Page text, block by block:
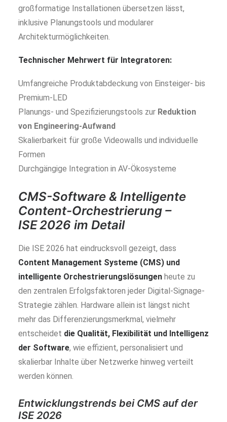
großformatige Installationen übersetzen lässt,
inklusive Planungstools und modularer
Architekturmöglichkeiten.
Technischer Mehrwert für Integratoren:
Umfangreiche Produktabdeckung von Einsteiger- bis
Premium-LED
Planungs- und Spezifizierungstools zur Reduktion
von Engineering-Aufwand
Skalierbarkeit für große Videowalls und individuelle
Formen
Durchgängige Integration in AV-Ökosysteme
CMS-Software & Intelligente
Content-Orchestrierung –
ISE 2026 im Detail
Die ISE 2026 hat eindrucksvoll gezeigt, dass
Content Management Systeme (CMS) und
intelligente Orchestrierungslösungen heute zu
den zentralen Erfolgsfaktoren jeder Digital-Signage-
Strategie zählen. Hardware allein ist längst nicht
mehr das Differenzierungsmerkmal, vielmehr
entscheidet die Qualität, Flexibilität und Intelligenz
der Software, wie effizient, personalisiert und
skalierbar Inhalte über Netzwerke hinweg verteilt
werden können.
Entwicklungstrends bei CMS auf der
ISE 2026